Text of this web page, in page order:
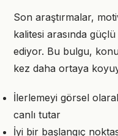
Son araştırmalar,
kalitesi arasında
ediyor. Bu bulgu,
kez daha ortaya
İlerlemeyi görsel
canlı tutar
İyi bir başlangıç